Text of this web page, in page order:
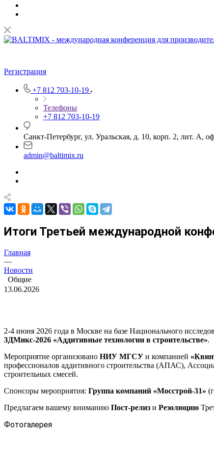
Регистрация
+7 812 703-10-19
Телефоны
+7 812 703-10-19
Санкт-Петербург, ул. Уральская, д. 10, корп. 2, лит. А,
admin@baltimix.ru
Итоги Третьей международной
Главная
—
Новости
Общие
13.06.2026
2-4 июня 2026 года в Москве на базе Национального
3ДМикс-2026 «Аддитивные технологии в строительстве».
Мероприятие организовано НИУ МГСУ и компанией
профессионалов аддитивного строительства (АПАС),
строительных смесей.
Спонсоры мероприятия: Группа компаний «Мосстрой-31»
Предлагаем вашему вниманию Пост-релиз и Резолюцию
Фотогалерея